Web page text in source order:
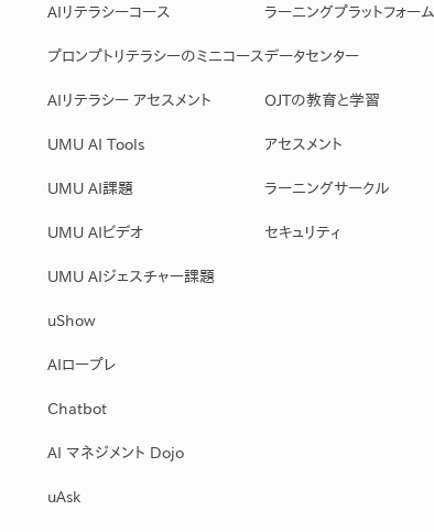
AIリテラシーコース
プロンプトリテラシーのミニコース
AIリテラシー アセスメント
UMU AI Tools
UMU AI課題
UMU AIビデオ
UMU AIジェスチャー課題
uShow
AIロープレ
Chatbot
AI マネジメント Dojo
uAsk
ラーニングプラットフォーム
データセンター
OJTの教育と学習
アセスメント
ラーニングサークル
セキュリティ